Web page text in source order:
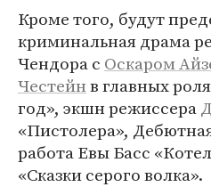
Кроме того, будут
криминальная драма
Чендора с Оскаром
Честейнв главных
год», экшн режиссера
«Пистолера»,
работа Евы Басс
«Сказки серого волка».